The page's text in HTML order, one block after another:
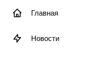
Главная
Новости